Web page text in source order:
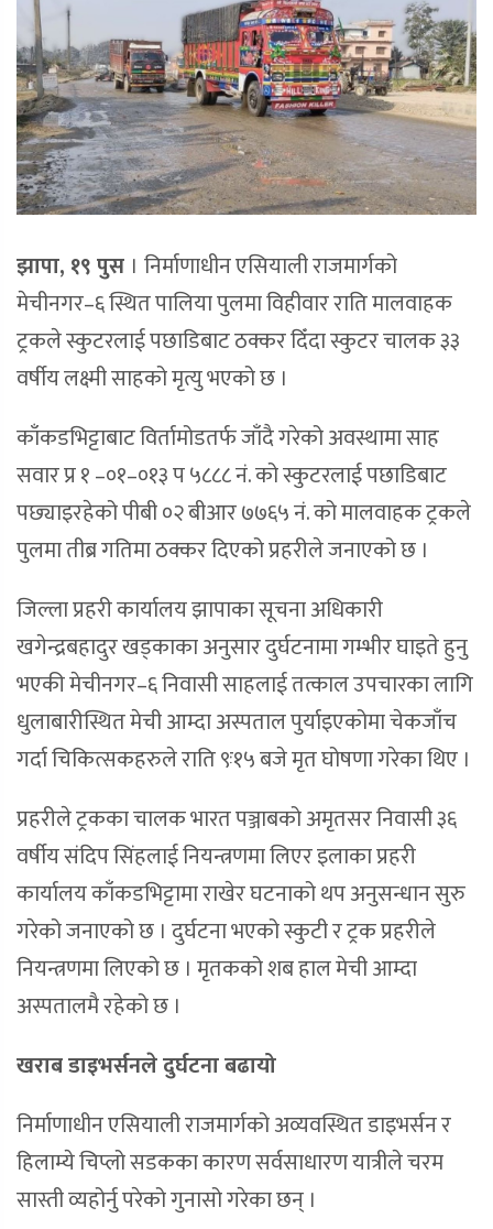
झापा, १९ पुस । निर्माणाधीन एसियाली राजमार्गको
मेचीनगर–६ स्थित पालिया पुलमा विहीवार राति मालवाहक
ट्रकले स्कुटरलाई पछाडिबाट ठक्कर दिँदा स्कुटर चालक ३३
वर्षीय लक्ष्मी साहको मृत्यु भएको छ ।
काँकडभिट्टाबाट विर्तामोडतर्फ जाँदै गरेको अवस्थामा साह
सवार प्र १ –०१–०१३ प ५८८८ नं. को स्कुटरलाई पछाडिबाट
पछ्याइरहेको पीबी ०२ बीआर ७७६५ नं. को मालवाहक ट्रकले
पुलमा तीब्र गतिमा ठक्कर दिएको प्रहरीले जनाएको छ ।
जिल्ला प्रहरी कार्यालय झापाका सूचना अधिकारी
खगेन्द्रबहादुर खड्काका अनुसार दुर्घटनामा गम्भीर घाइते हुनु
भएकी मेचीनगर–६ निवासी साहलाई तत्काल उपचारका लागि
धुलाबारीस्थित मेची आम्दा अस्पताल पुर्याइएकोमा चेकजाँच
गर्दा चिकित्सकहरुले राति ९ः१५ बजे मृत घोषणा गरेका थिए ।
प्रहरीले ट्रकका चालक भारत पञ्जाबको अमृतसर निवासी ३६
वर्षीय संदिप सिंहलाई नियन्त्रणमा लिएर इलाका प्रहरी
कार्यालय काँकडभिट्टामा राखेर घटनाको थप अनुसन्धान सुरु
गरेको जनाएको छ । दुर्घटना भएको स्कुटी र ट्रक प्रहरीले
नियन्त्रणमा लिएको छ । मृतकको शब हाल मेची आम्दा
अस्पतालमै रहेको छ ।
खराब डाइभर्सनले दुर्घटना बढायो
निर्माणाधीन एसियाली राजमार्गको अव्यवस्थित डाइभर्सन र
हिलाम्ये चिप्लो सडकका कारण सर्वसाधारण यात्रीले चरम
सास्ती व्यहोर्नु परेको गुनासो गरेका छन् ।